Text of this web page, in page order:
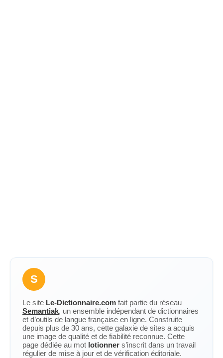
S
Le site Le-Dictionnaire.com fait partie du réseau
Semantiak, un ensemble indépendant de dictionnaires
et d’outils de langue française en ligne. Construite
depuis plus de 30 ans, cette galaxie de sites a acquis
une image de qualité et de fiabilité reconnue. Cette
page dédiée au mot lotionner s’inscrit dans un travail
régulier de mise à jour et de vérification éditoriale.